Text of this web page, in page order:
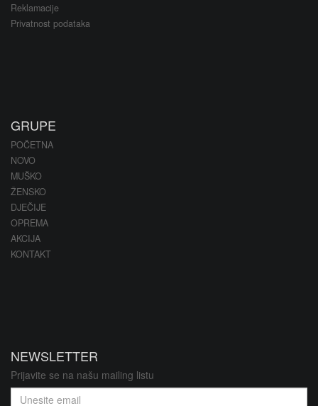
Reklamacije
Privatnost podataka
GRUPE
POČETNA
NOVO
MUŠKO
ŽENSKO
DJEČIJE
OPREMA
AKCIJA
KONTAKT
NEWSLETTER
Prijavite se na našu mailing listu